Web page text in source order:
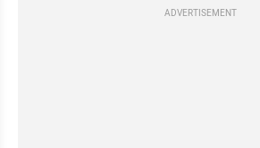
ADVERTISEMENT